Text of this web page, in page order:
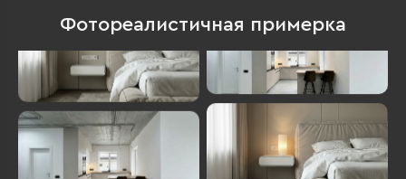
Фотореалистичная примерка